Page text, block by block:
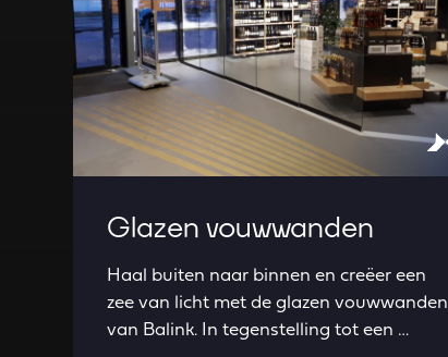
Glazen vouwwanden
Haal buiten naar binnen en creëer een
zee van licht met de glazen vouwwanden
van Balink. In tegenstelling tot een …